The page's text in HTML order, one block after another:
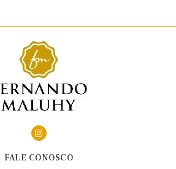
FALE CONOSCO